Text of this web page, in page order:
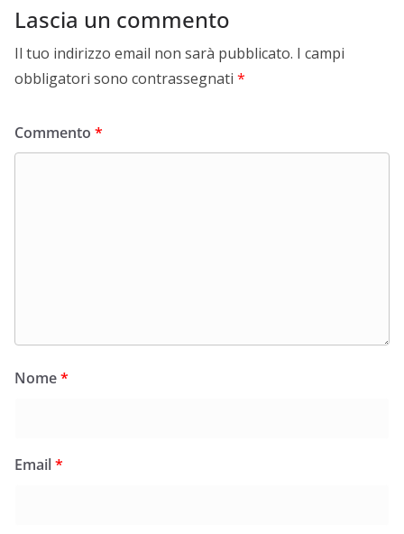
Lascia un commento
Il tuo indirizzo email non sarà pubblicato. I campi
obbligatori sono contrassegnati *
Commento *
Nome*
Email*